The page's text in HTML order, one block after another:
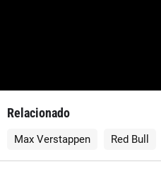
Relacionado
Max Verstappen Red Bull